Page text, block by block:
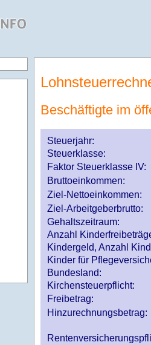
Beschäftigte im
Steuerjahr:
Steuerklasse:
Faktor Steuerklasse IV:
Bruttoeinkommen:
Ziel-Nettoeinkommen:
Ziel-Arbeitgeberbrutto:
Gehaltszeitraum:
Anzahl
Kindergeld, Anzahl
Kinder für
Bundesland:
Kirchensteuerpflicht:
Freibetrag:
Hinzurechnungsbetrag: